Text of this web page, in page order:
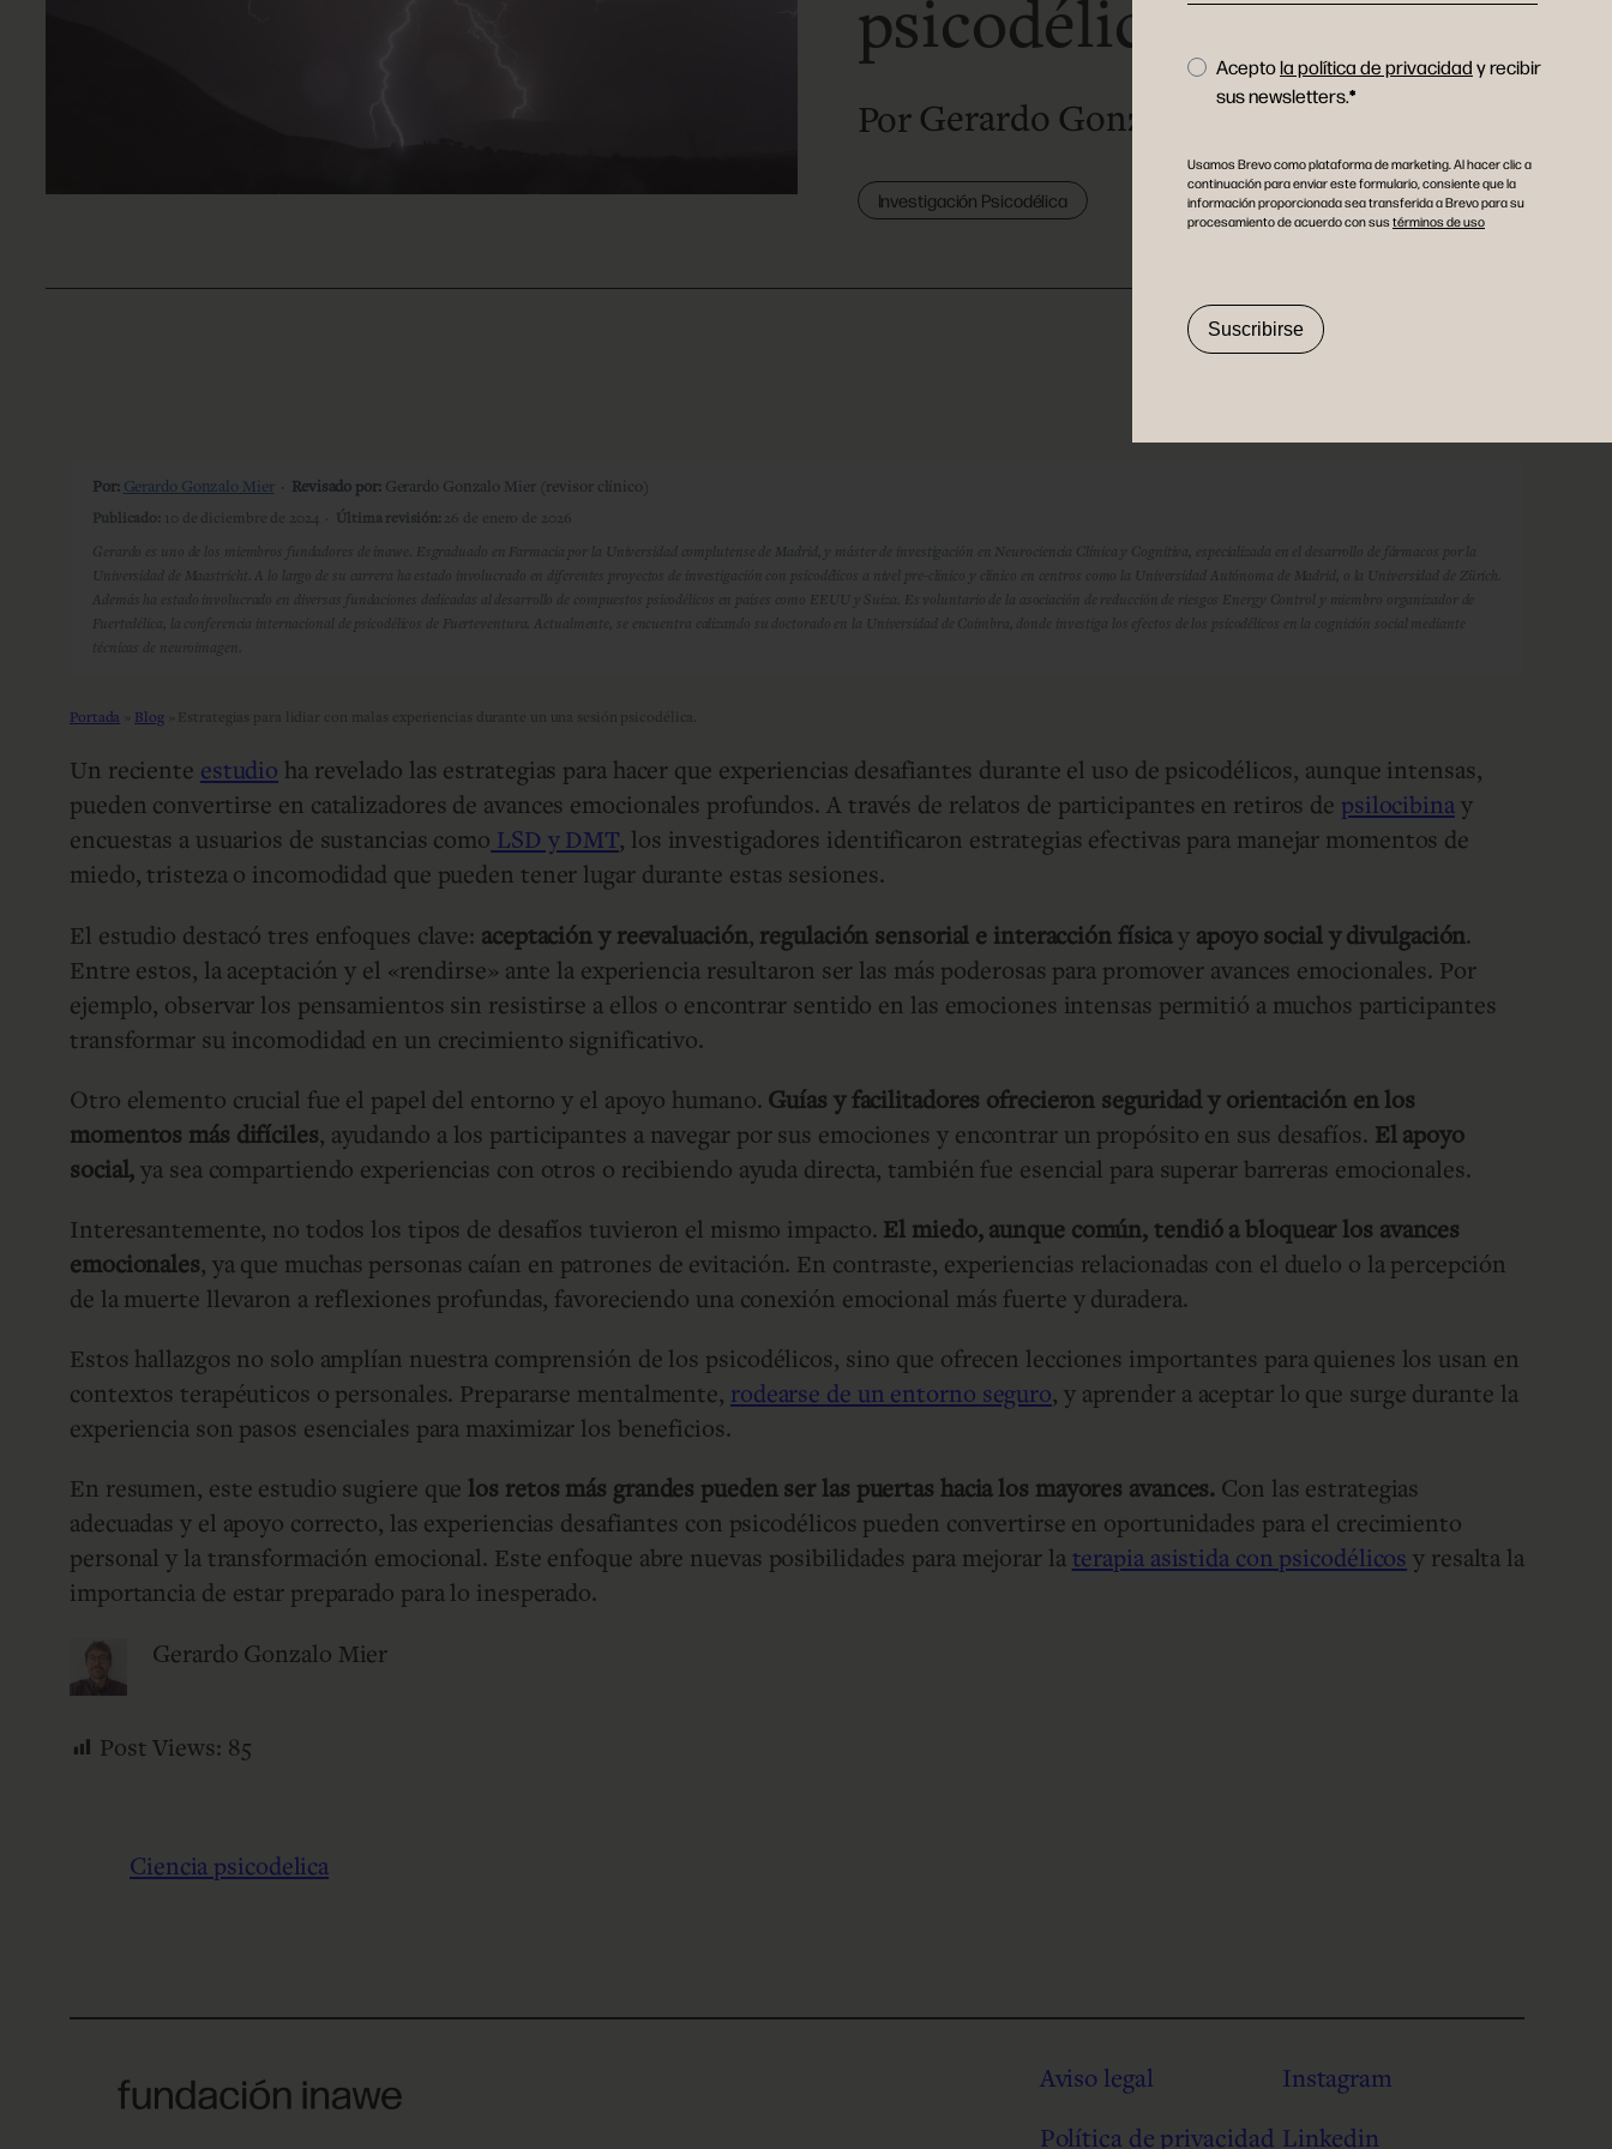
psicodélica.
Por Gerardo Gonzalo Mier
Investigación Psicodélica
Por: Gerardo Gonzalo Mier· Revisado por:Gerardo Gonzalo Mier (revisor clínico)
Publicado: 10 de diciembre de 2024 · Última revisión: 26 de enero de 2026
Gerardo es uno de los miembros fundadores de inawe. Esgraduado en Farmacia por la Universidad complutense de Madrid, y máster de investigación en Neurociencia Clínica y Cognitiva, especializada en el desarrollo de fármacos por la
Universidad de Maastricht. A lo largo de su carrera ha estado involucrado en diferentes proyectos de investigación con psicodélicos a nivel pre-clínico y clínico en centros como la Universidad Autónoma de Madrid, o la Universidad de Zürich.
Además ha estado involucrado en diversas fundaciones dedicadas al desarrollo de compuestos psicodélicos en países como EEUU y Suiza. Es voluntario de la asociación de reducción de riesgos Energy Control y miembro organizador de
Fuertedélica, la conferencia internacional de psicodélicos de Fuerteventura. Actualmente, se encuentra ealizando su doctorado en la Universidad de Coimbra, donde investiga los efectos de los psicodélicos en la cognición social mediante
técnicas de neuroimagen.
Portada Blog» Estrategias para lidiar con malas experiencias durante un una sesión psicodélica.
Un reciente estudio ha revelado las estrategias para hacer que experiencias desafiantes durante el uso de psicodélicos, aunque intensas,
pueden convertirse en catalizadores de avances emocionales profundos. A través de relatos de participantes en retiros de psilocibinay
encuestas a usuarios de sustancias como LSD y DMT, los investigadores identificaron estrategias efectivas para manejar momentos de
miedo, tristeza o incomodidad que pueden tener lugar durante estas sesiones.
El estudio destacó tres enfoques clave: aceptación y reevaluación, regulación sensorial e interacción físicay apoyo social y divulgación.
Entre estos, la aceptación y el «rendirse» ante la experiencia resultaron ser las más poderosas para promover avances emocionales. Por
ejemplo, observar los pensamientos sin resistirse a ellos o encontrar sentido en las emociones intensas permitió a muchos participantes
transformar su incomodidad en un crecimiento significativo.
Otro elemento crucial fue el papel del entorno y el apoyo humano. Guías y facilitadores ofrecieron seguridad y orientación en los
momentos más difíciles, ayudando a los participantes a navegar por sus emociones y encontrar un propósito en sus desafíos. El apoyo
social, ya sea compartiendo experiencias con otros o recibiendo ayuda directa, también fue esencial para superar barreras emocionales.
Interesantemente, no todos los tipos de desafíos tuvieron el mismo impacto. El miedo, aunque común, tendió a bloquear los avances
emocionales, ya que muchas personas caían en patrones de evitación. En contraste, experiencias relacionadas con el duelo o la percepción
de la muerte llevaron a reflexiones profundas, favoreciendo una conexión emocional más fuerte y duradera.
Estos hallazgos no solo amplían nuestra comprensión de los psicodélicos, sino que ofrecen lecciones importantes para quienes los usan en
contextos terapéuticos o personales. Prepararse mentalmente, rodearse de un entorno seguro, y aprender a aceptar lo que surge durante la
experiencia son pasos esenciales para maximizar los beneficios.
En resumen, este estudio sugiere que los retos más grandes pueden ser las puertas hacia los mayores avances. Con las estrategias
adecuadas y el apoyo correcto, las experiencias desafiantes con psicodélicos pueden convertirse en oportunidades para el crecimiento
personal y la transformación emocional. Este enfoque abre nuevas posibilidades para mejorar la terapia asistida con psicodélicos y resalta la
importancia de estar preparado para lo inesperado.
Gerardo Gonzalo Mier
Post Views: 85
Ciencia psicodelica
Aviso legal
Política de privacidad
Instagram
Linkedin
Aceptola política de privacidad y recibir
sus newsletters.
Usamos Brevo como plataforma de marketing. Al hacer clic a
continuación para enviar este formulario, consiente que la
información proporcionada sea transferida a Brevo para su
procesamiento de acuerdo con sustérminos de uso
Suscribirse